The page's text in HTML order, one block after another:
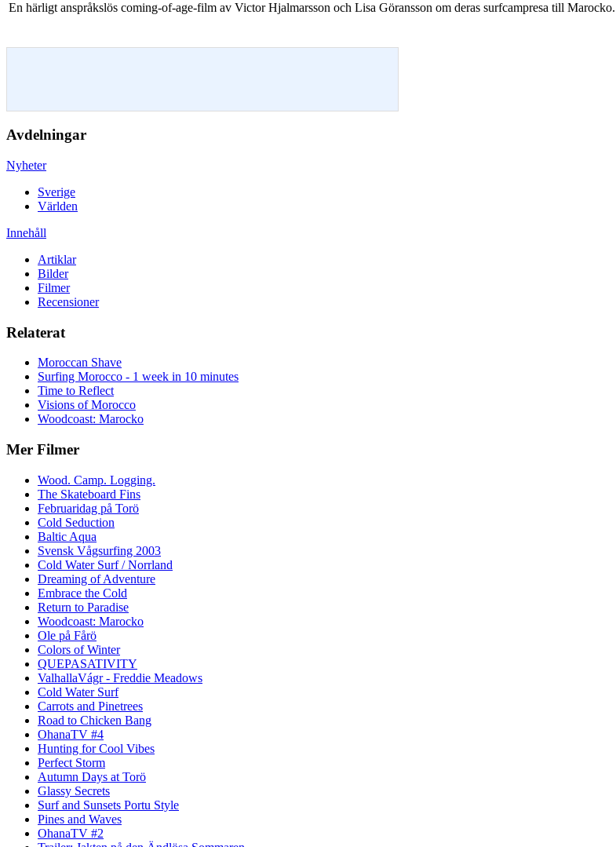
En härligt anspråkslös coming-of-age-film av Victor Hjalmarsson och Lisa Göransson om deras surfcampresa till Marocko.
Avdelningar
Nyheter
Sverige
Världen
Innehåll
Artiklar
Bilder
Filmer
Recensioner
Relaterat
Moroccan Shave
Surfing Morocco - 1 week in 10 minutes
Time to Reflect
Visions of Morocco
Woodcoast: Marocko
Mer Filmer
Wood. Camp. Logging.
The Skateboard Fins
Februaridag på Torö
Cold Seduction
Baltic Aqua
Svensk Vågsurfing 2003
Cold Water Surf / Norrland
Dreaming of Adventure
Embrace the Cold
Return to Paradise
Woodcoast: Marocko
Ole på Fårö
Colors of Winter
QUEPASATIVITY
ValhallaVágr - Freddie Meadows
Cold Water Surf
Carrots and Pinetrees
Road to Chicken Bang
OhanaTV #4
Hunting for Cool Vibes
Perfect Storm
Autumn Days at Torö
Glassy Secrets
Surf and Sunsets Portu Style
Pines and Waves
OhanaTV #2